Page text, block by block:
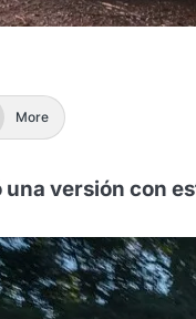
More
versión con